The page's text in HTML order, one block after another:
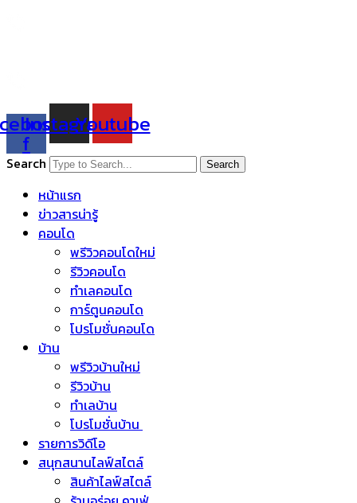
f
Instagram
Youtube
Search Search
หน้าแรก
ข่าวสารน่ารู้
คอนโด
พรีวิวคอนโดใหม่
รีวิวคอนโด
ทำเลคอนโด
การ์ตูนคอนโด
โปรโมชั่นคอนโด
บ้าน
พรีวิวบ้านใหม่
รีวิวบ้าน
ทำเลบ้าน
โปรโมชั่นบ้าน
รายการวิดีโอ
สนุกสนานไลฟ์สไตล์
สินค้าไลฟ์สไตล์